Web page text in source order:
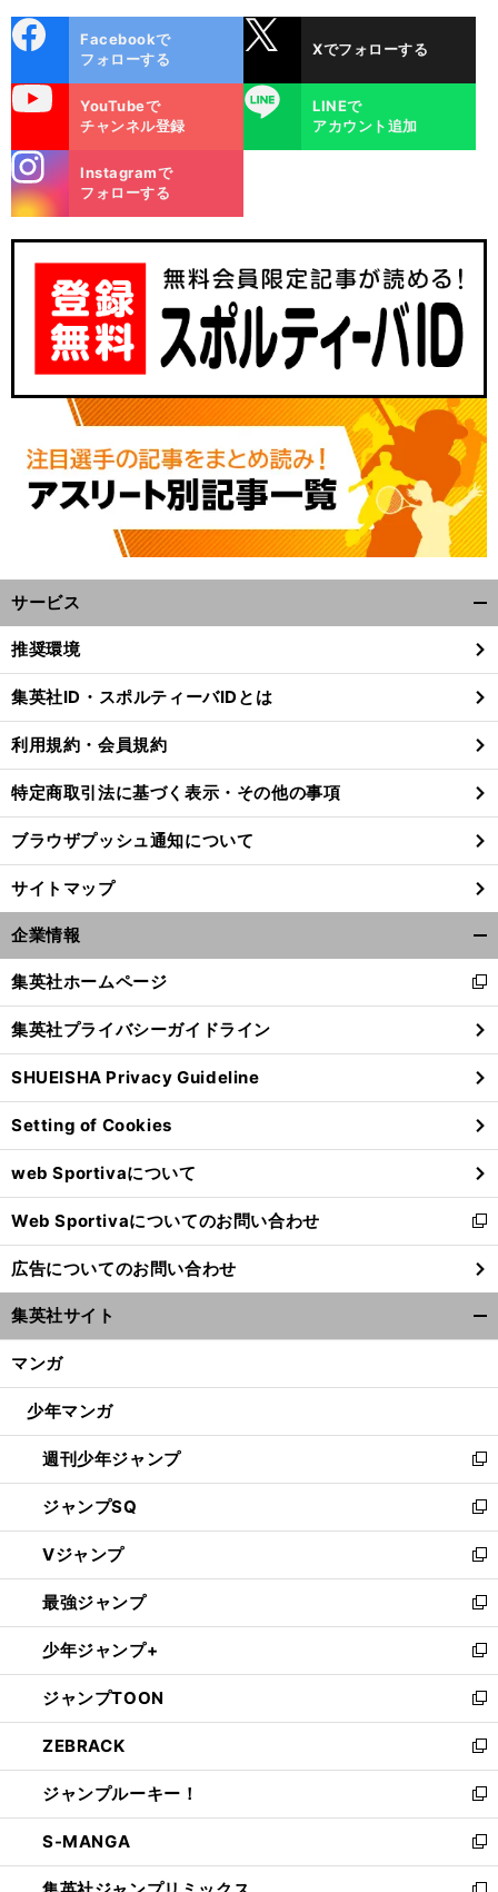
」
・
ok
Facebookで
フォローする
Xでフォローする
YouTubeで
チャンネル登録
LINE
LINEで
アカウント追加
m
Instagramで
フォローする
サービス
閉
る
推奨環境
集英社ID・スポルティーバIDとは
利用規約・会員規約
特定商取引法に基づく表示・その他の事項
ブラウザプッシュ通知について
サイトマップ
企業情報
閉
る
集英社ホームページ
新
し
い
ウ
ィ
ン
ド
ウ
で
開
く
集英社プライバシーガイドライン
SHUEISHA Privacy Guideline
Setting of Cookies
web Sportivaについて
Web Sportivaについてのお問い合わせ
新
し
い
ウ
ィ
ン
ウ
開
く
広告についてのお問い合わせ
集英社サイト
マンガ
少年マンガ
週刊少年ジャンプ
新
し
い
ウ
ィ
ン
ド
ウ
で
開
く
ジャンプSQ
新
し
い
ウ
ィ
ン
ド
ウ
で
開
く
Vジャンプ
新
し
い
ウ
ィ
ン
ド
ウ
で
開
く
最強ジャンプ
新
し
い
ウ
ィ
ン
ド
ウ
で
開
く
少年ジャンプ+
新
し
い
ウ
ィ
ン
ド
ウ
で
開
ジャンプTOON
新
し
い
ウ
ィ
ン
ド
ウ
ZEBRACK
新
し
い
ウ
ィ
ン
ジャンプルーキー！
新
し
い
ウ
S-MANGA
新
し